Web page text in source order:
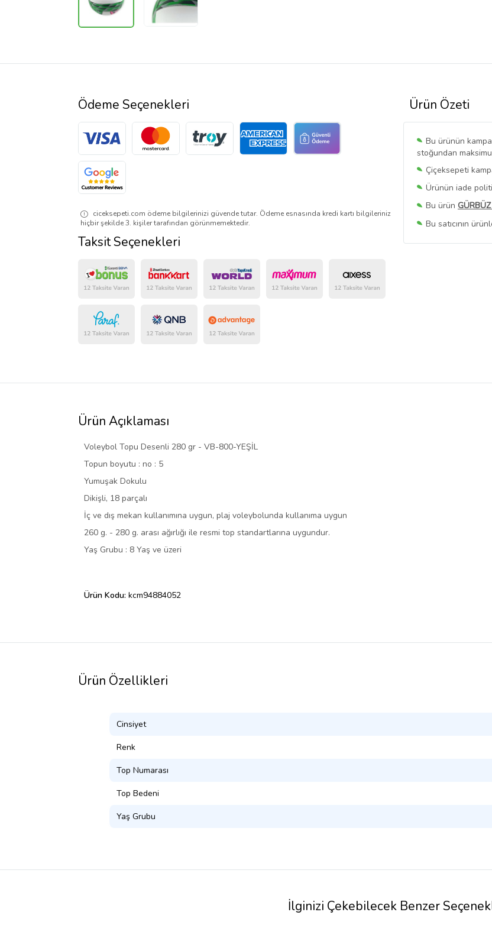
Ürün Özeti
Bu ürünün
stoğundan
Çiçeksepeti
Ürünün iade
Bu ürün
Bu satıcının
Bu SatıcınınTüm
Ödeme Seçenekleri
ciceksepeti.com ödeme bilgilerinizi güvende tutar. Ödeme esnasında kredi kartı bilgileriniz
hiçbir şekilde 3. kişiler tarafından görünmemektedir.
Taksit Seçenekleri
Ürün Açıklaması
Voleybol Topu Desenli 280 gr - VB-800-YEŞİL
Topun boyutu : no : 5
Yumuşak Dokulu
Dikişli, 18 parçalı
İç ve dış mekan kullanımına uygun, plaj voleybolunda kullanıma uygun
260 g. - 280 g. arası ağırlığı ile resmi top standartlarına uygundur.
Yaş Grubu : 8 Yaş ve üzeri
Ürün Kodu: kcm94884052
Ürün Özellikleri
Cinsiyet
Renk
Top Numarası
Top Bedeni
Yaş Grubu
İlginizi Çekebilecek Benzer